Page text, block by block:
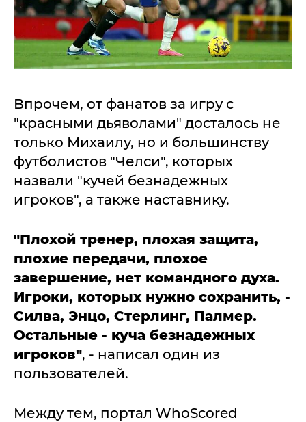
Впрочем, от фанатов за игру с
"красными дьяволами" досталось не
только Михаилу, но и большинству
футболистов "Челси", которых
назвали "кучей безнадежных
игроков", а также наставнику.
"Плохой тренер, плохая защита,
плохие передачи, плохое
завершение, нет командного духа.
Игроки, которых нужно сохранить, -
Силва, Энцо, Стерлинг, Палмер.
Остальные - куча безнадежных
игроков", - написал один из
пользователей.
Между тем, портал WhoScored